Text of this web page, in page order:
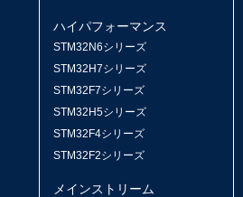
ハイパフォーマンス
STM32N6シリーズ
STM32H7シリーズ
STM32F7シリーズ
STM32H5シリーズ
STM32F4シリーズ
STM32F2シリーズ
メインストリーム